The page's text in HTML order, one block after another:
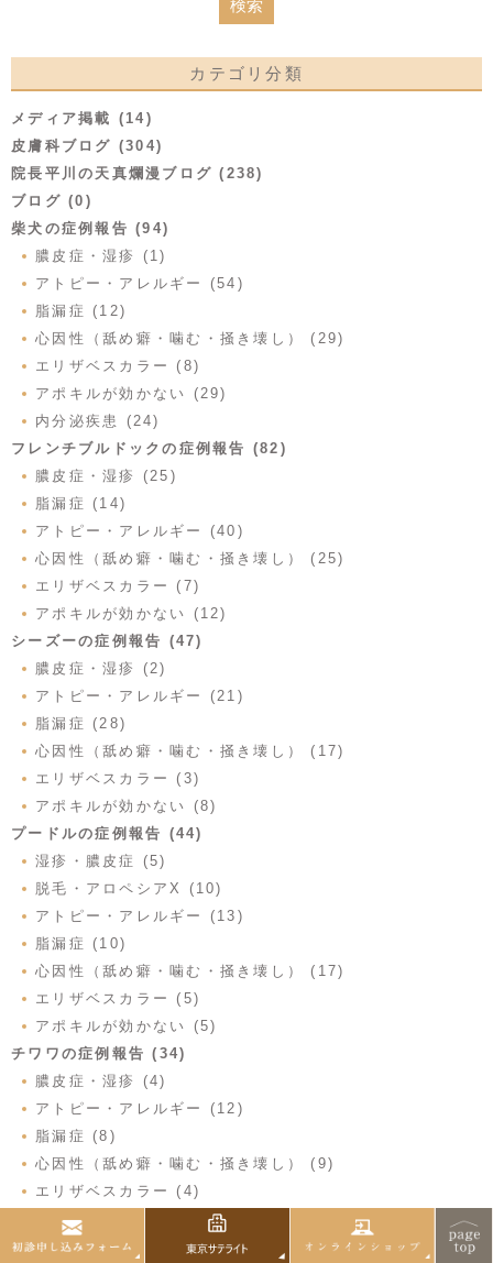
カテゴリ分類
メディア掲載 (14)
皮膚科ブログ (304)
院長平川の天真爛漫ブログ (238)
ブログ (0)
柴犬の症例報告 (94)
膿皮症・湿疹 (1)
アトピー・アレルギー (54)
脂漏症 (12)
心因性（舐め癖・噛む・掻き壊し） (29)
エリザベスカラー (8)
アポキルが効かない (29)
内分泌疾患 (24)
フレンチブルドックの症例報告 (82)
膿皮症・湿疹 (25)
脂漏症 (14)
アトピー・アレルギー (40)
心因性（舐め癖・噛む・掻き壊し） (25)
エリザベスカラー (7)
アポキルが効かない (12)
シーズーの症例報告 (47)
膿皮症・湿疹 (2)
アトピー・アレルギー (21)
脂漏症 (28)
心因性（舐め癖・噛む・掻き壊し） (17)
エリザベスカラー (3)
アポキルが効かない (8)
プードルの症例報告 (44)
湿疹・膿皮症 (5)
脱毛・アロペシアX (10)
アトピー・アレルギー (13)
脂漏症 (10)
心因性（舐め癖・噛む・掻き壊し） (17)
エリザベスカラー (5)
アポキルが効かない (5)
チワワの症例報告 (34)
膿皮症・湿疹 (4)
アトピー・アレルギー (12)
脂漏症 (8)
心因性（舐め癖・噛む・掻き壊し） (9)
エリザベスカラー (4)
アポキルが効かない (3)
脱毛 (10)